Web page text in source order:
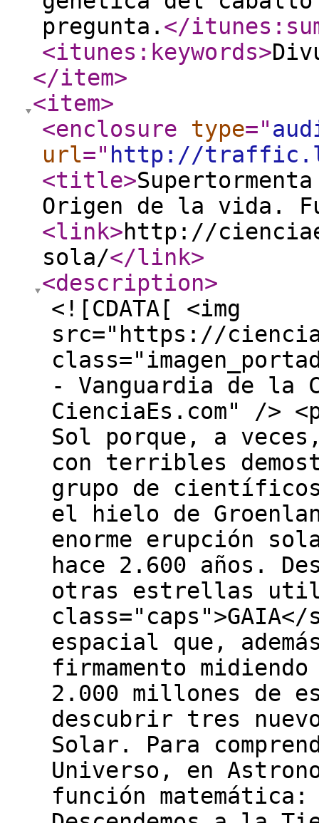
pregunta. </
<itunes:keywords>
</item>
<item>
<enclosure
type="
url=" http://
<title>
Origen de la vida.
<link>http://
sola/</link>
<description>
<![CDATA[ <img
src="https://
- Vanguardia de la
CienciaEs.com" />
Sol porque, a
con terribles
grupo de
el hielo de
enorme erupción
hace 2.600 años.
otras estrellas
espacial que,
firmamento
2.000 millones de
descubrir tres
Solar. Para
Universo, en
función